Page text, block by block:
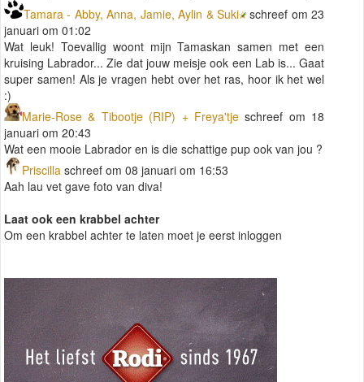
Tamara - Abby, Anna, Jamie, Aylin & Suki schreef om 23
januari om 01:02
Wat leuk! Toevallig woont mijn Tamaskan samen met een
kruising Labrador... Zie dat jouw meisje ook een Lab is... Gaat
super samen! Als je vragen hebt over het ras, hoor ik het wel
:)
Marie-Rose & Tibootje (RIP) + Freya'tje schreef om 18
januari om 20:43
Wat een mooie Labrador en is die schattige pup ook van jou ?
Priscilla schreef om 08 januari om 16:53
Aah lau vet gave foto van diva!
Laat ook een krabbel achter
Om een krabbel achter te laten moet je eerst inloggen